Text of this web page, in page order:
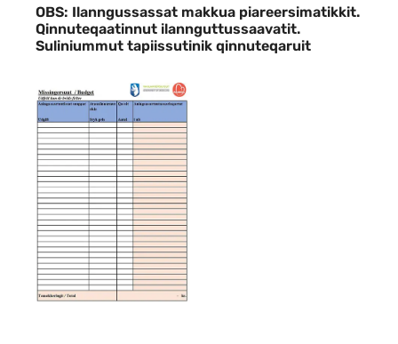
OBS: Ilanngussassat makkua piareersimatikkit.
Qinnuteqaatinnut ilannguttussaavatit.
Suliniummut tapiissutinik qinnuteqaruit